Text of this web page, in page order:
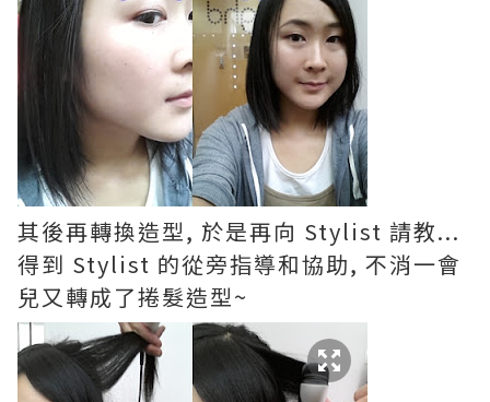
其後再轉換造型, 於是再向 Stylist 請教...
得到 Stylist 的從旁指導和協助, 不消一會
兒又轉成了捲髮造型~